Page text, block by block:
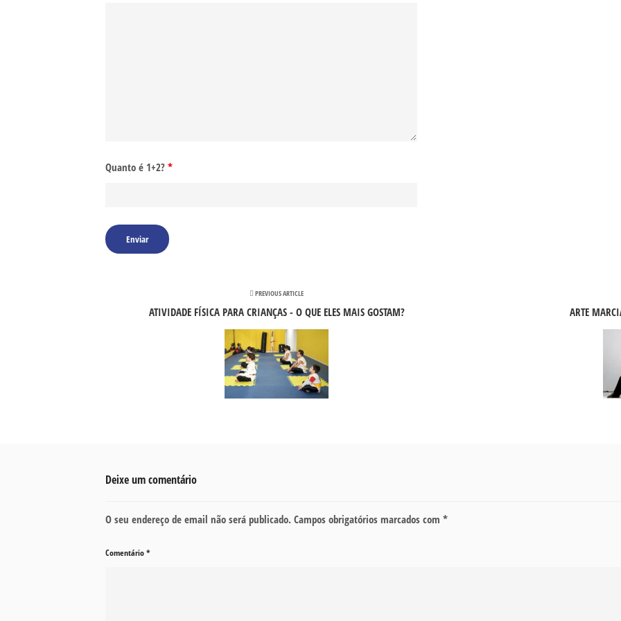
Quanto é 1+2? *
PREVIOUS ARTICLE
ATIVIDADE FÍSICA PARA CRIANÇAS - O QUE ELES MAIS GOSTAM? ARTE
Deixe um comentário
O seu endereço de email não será publicado. Campos obrigatórios marcados com *
Comentário*